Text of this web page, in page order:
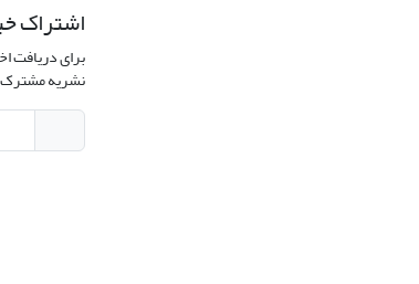
اشتراک
برای دریافت
نشریه